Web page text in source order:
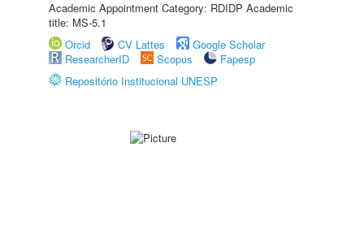
Academic Appointment Category: RDIDP Academic
title: MS-5.1
Orcid
CV Lattes
Google Scholar
ResearcherID
Scopus
Fapesp
Repositório Institucional UNESP